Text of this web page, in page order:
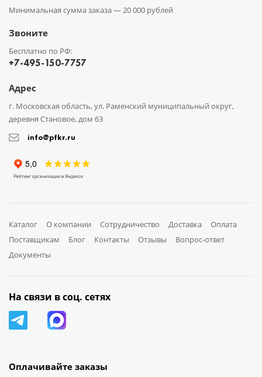
Минимальная сумма заказа —20 000 рублей
Звоните
Бесплатно по РФ:
+7-495-150-7757
Адрес
г. Московская область, ул. Раменский муниципальный округ,
деревня Становое, дом 63
info@pfkr.ru
Каталог О компании Сотрудничество Доставка
Оплата
Поставщикам
Блог Контакты Отзывы
Вопрос-ответ
Документы
Оплачивайте заказы
На связи в соц. сетях